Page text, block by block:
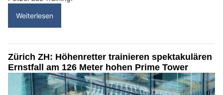
Weiterlesen
Zürich ZH: Höhenretter trainieren spektakulären
Ernstfall am 126 Meter hohen Prime Tower